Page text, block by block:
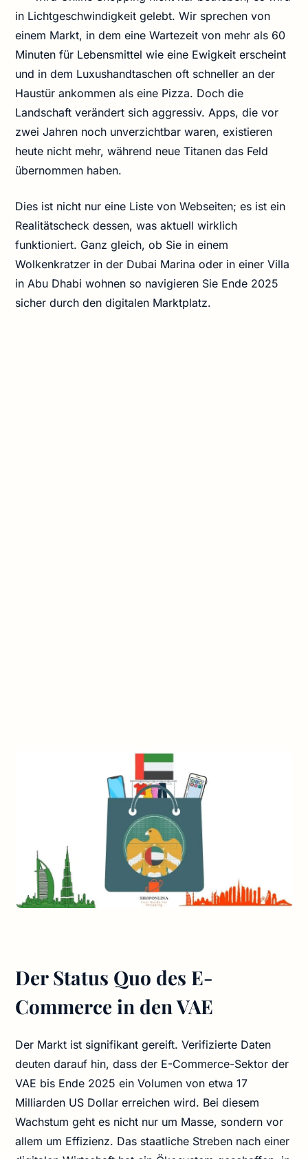
in Lichtgeschwindigkeit gelebt. Wir sprechen von
einem Markt, in dem eine Wartezeit von mehr als 60
Minuten für Lebensmittel wie eine Ewigkeit erscheint
und in dem Luxushandtaschen oft schneller an der
Haustür ankommen als eine Pizza. Doch die
Landschaft verändert sich aggressiv. Apps, die vor
zwei Jahren noch unverzichtbar waren, existieren
heute nicht mehr, während neue Titanen das Feld
übernommen haben.
Dies ist nicht nur eine Liste von Webseiten; es ist ein
Realitätscheck dessen, was aktuell wirklich
funktioniert. Ganz gleich, ob Sie in einem
Wolkenkratzer in der Dubai Marina oder in einer Villa
in Abu Dhabi wohnen so navigieren Sie Ende 2025
sicher durch den digitalen Marktplatz.
Der Status Quo des E-
Commerce in den VAE
Der Markt ist signifikant gereift. Verifizierte Daten
deuten darauf hin, dass der E-Commerce-Sektor der
VAE bis Ende 2025 ein Volumen von etwa 17
Milliarden US Dollar erreichen wird. Bei diesem
Wachstum geht es nicht nur um Masse, sondern vor
allem um Effizienz. Das staatliche Streben nach einer